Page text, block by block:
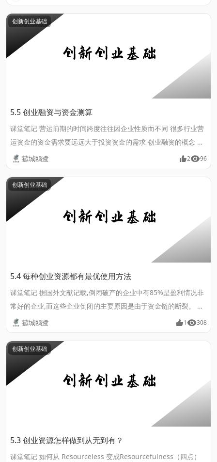
（四种）【海迪内克教授将众筹划分为四种】 1、赞助模式......
创新创业基础
5.5 创业融资与资金测算
课堂笔记 营运前期的时间跨度往往因企业性质而不同 很多行业营
运资金的资金需求要远远大于投资资金的需求 创业融资的概念 狭
义的融资,主要是指资金的融入,也就是通常意义的资金来源。 广义
菰城鸥鹭 2 96
创新创业基础
5.4 每种创业资源都有最优使用方法
课堂笔记 据国外文献记载,倒闭破产的企业中有85%是盈利情况非
常好的企业,而这些企业倒闭的主要原因是由于资金链的断裂。 新
创企业三种资源整合方式 涵义是以三种资源中其中一种相对充裕
并优先获取的资源为核心和驱动力，以此带动其它两种资源向新创
企业聚集的资源获取方式。 技术驱动型 技术驱动型的资源获取模
式是创业者最先拥有技术资源,或者创业初始,技术资源较为充裕并
带动其它资源向企业聚集。 人力资本驱动型......
菰城鸥鹭 1 308
创新创业基础
5.3 创业资源怎样做到从无到有？
课堂笔记 如何从 Resourceless 变成Resourcefulness（四点）